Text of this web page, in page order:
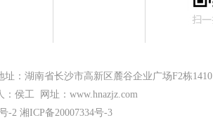
：湖南省长沙市高新区麓谷企业广场F2栋1410
：侯工 网址：www.hnazjz.com
-2 湘ICP备20007334号-3